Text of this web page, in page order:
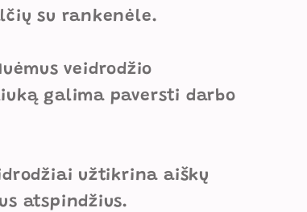
su rankenėle.
veidrodžio
galima paversti darbo
užtikrina aiškų
atspindžius.